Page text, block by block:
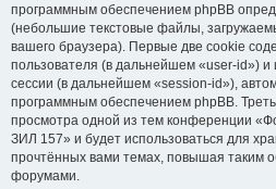
программным обеспечением phpBB
(небольшие текстовые файлы,
вашего браузера). Первые две cookie
пользователя (в дальнейшем «user-id»)
сессии (в дальнейшем «session-id»),
программным обеспечением phpBB.
просмотра одной из тем конференции
ЗИЛ 157» и будет использоваться для
прочтённых вами темах, повышая таким
форумами.